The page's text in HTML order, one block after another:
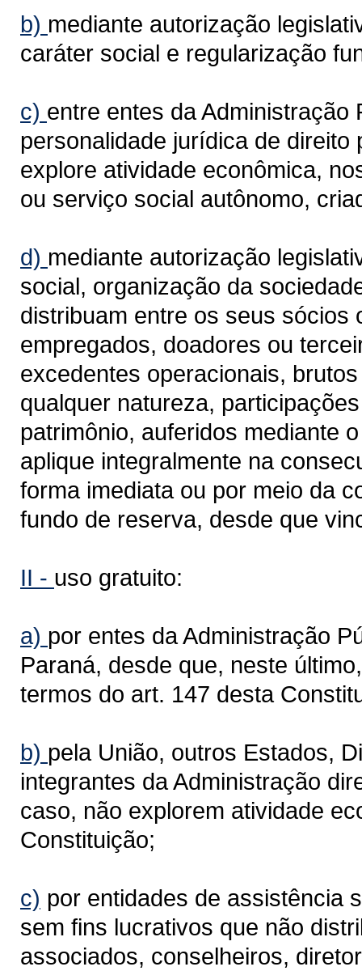
b) mediante autorização
caráter social e regularização
c) entre entes da Administração
personalidade jurídica de
explore atividade econômica,
ou serviço social autônomo,
d) mediante autorização
social, organização da
distribuam entre os seus
empregados, doadores ou
excedentes operacionais,
qualquer natureza,
patrimônio, auferidos mediante
aplique integralmente na
forma imediata ou por meio da
fundo de reserva, desde que
II - uso gratuito:
a) por entes da Administração
Paraná, desde que, neste
termos do art. 147 desta
b) pela União, outros Estados,
integrantes da Administração
caso, não explorem atividade
Constituição;
c) por entidades de assistência
sem fins lucrativos que não
associados, conselheiros,